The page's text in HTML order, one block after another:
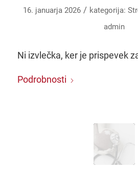
16. januarja 2026 / kategorija:
admin
Ni izvlečka, ker je prispevek
Podrobnosti